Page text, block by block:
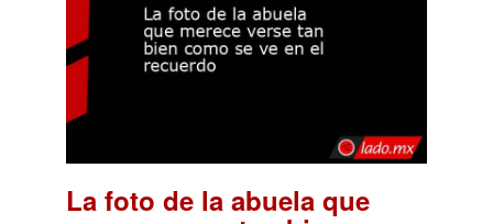
La foto de la abuela que